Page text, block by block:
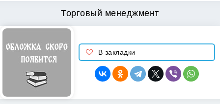
Торговый менеджмент
В закладки